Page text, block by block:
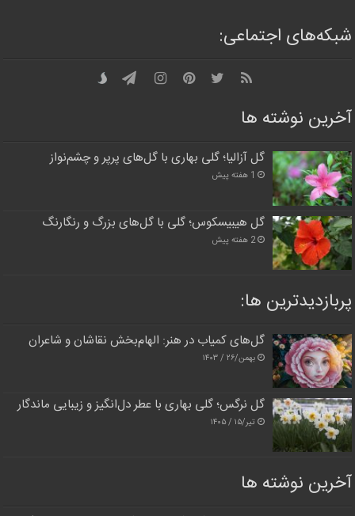
شبکه‌های اجتماعی:
آخرین نوشته ها
گل آزالیا؛ گلی بهاری با گل‌های پرپر و چشم‌نواز
1 هفته پیش
گل هیبیسکوس؛ گلی با گل‌های بزرگ و رنگارنگ
2 هفته پیش
پربازدیدترین‌ ها:
گل‌های کمیاب در هنر: الهام‌بخش نقاشان و شاعران
بهمن/۲۶ / ۱۴۰۳
گل نرگس؛ گلی بهاری با عطر دل‌انگیز و زیبایی ماندگار
تیر/۱۵ / ۱۴۰۵
آخرین نوشته ها